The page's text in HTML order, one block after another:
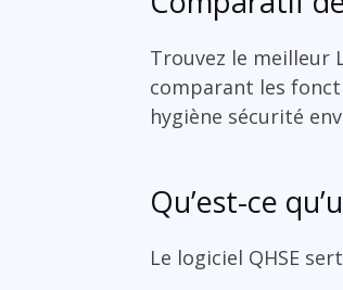
Trouvez le meilleur
comparant les
hygiène sécurité
Qu’est-ce
Le logiciel QHSE